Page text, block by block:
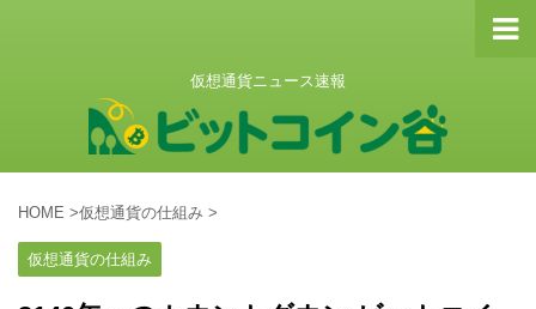
仮想通貨ニュース速報
HOME >仮想通貨の仕組み >
仮想通貨の仕組み